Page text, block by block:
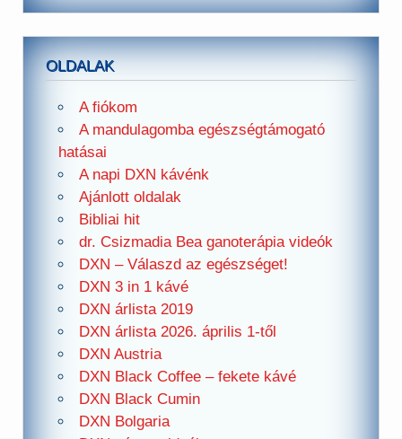
OLDALAK
A fiókom
A mandulagomba egészségtámogató
hatásai
A napi DXN kávénk
Ajánlott oldalak
Bibliai hit
dr. Csizmadia Bea ganoterápia videók
DXN – Válaszd az egészséget!
DXN 3 in 1 kávé
DXN árlista 2019
DXN árlista 2026. április 1-től
DXN Austria
DXN Black Coffee – fekete kávé
DXN Black Cumin
DXN Bolgaria